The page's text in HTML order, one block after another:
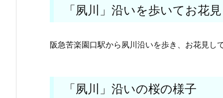
「夙川」沿いを歩いてお花
阪急苦楽園口駅から夙川沿いを歩き、お花見し
「夙川」沿いの桜の様子